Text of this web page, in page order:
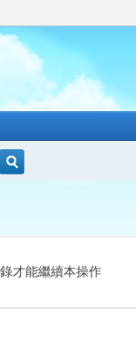
索才能繼續本操作